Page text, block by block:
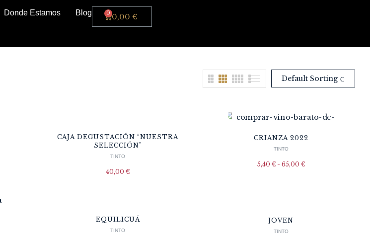
Donde Estamos Blog 0,00 €
Default Sorting
CAJA DEGUSTACIÓN “NUESTRA
SELECCIÓN”
TINTO
40,00€
CRIANZA 2022
TINTO
5,40 € - 65,00 €
EQUILICUÁ
TINTO
JOVEN
TINTO